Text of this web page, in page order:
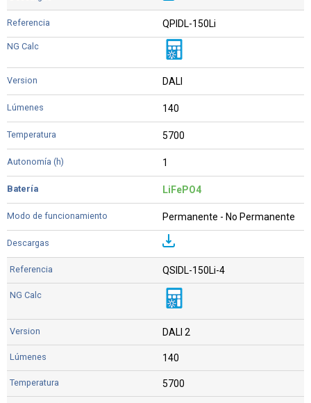
QPIDL-150Li
DALI
140
5700
1
LiFePO4
Permanente - No Permanente
QSIDL-150Li-4
DALI 2
140
5700